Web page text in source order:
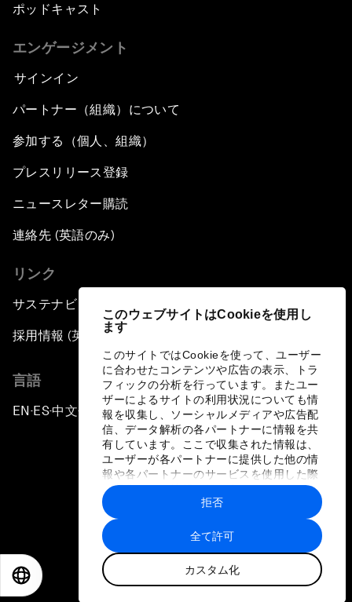
このウェブサイトはCookieを使用し
ます
このサイトではCookieを使って、ユーザー
に合わせたコンテンツや広告の表示、トラ
フィックの分析を行っています。またユー
ザーによるサイトの利用状況についても情
報を収集し、ソーシャルメディアや広告配
信、データ解析の各パートナーに情報を共
有しています。ここで収集された情報は、
ユーザーが各パートナーに提供した他の情
報や各パートナーのサービスを使用した際
に収集された情報と組み合わされ、各パー
トナーによって使用されることがありま
す。
全て許可
カスタム化
拒否
ポッドキャスト
エンゲージメント
サインイン
パートナー（組織）について
参加する（個人、組織）
プレスリリース登録
ニュースレター購読
連絡先 (英語のみ)
リンク
サステナビリティへの取り組み
採用情報 (英語のみ)
言語
EN ▪ES▪中文▪ 日本語
プライバシーポリシーと利用規約
サイトマップ
©
世界経済フォーラム